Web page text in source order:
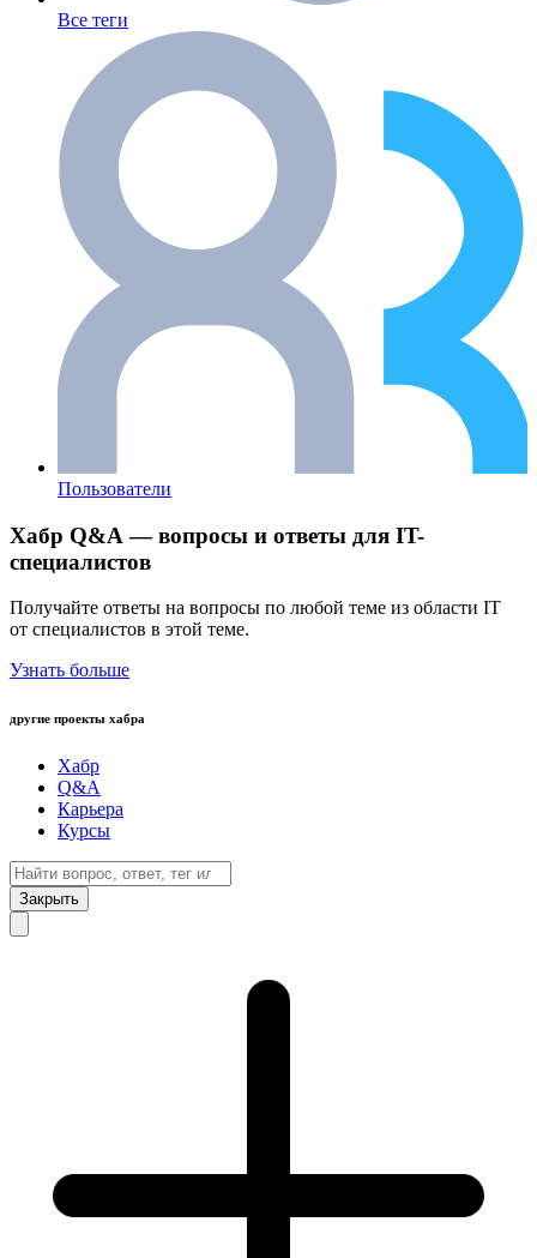
Все теги
Пользователи
Хабр Q&A — вопросы и ответы для IT-
специалистов
Получайте ответы на вопросы по любой теме из области IT
от специалистов в этой теме.
Узнать больше
другие проекты хабра
Хабр
Q&A
Карьера
Курсы
Закрыть